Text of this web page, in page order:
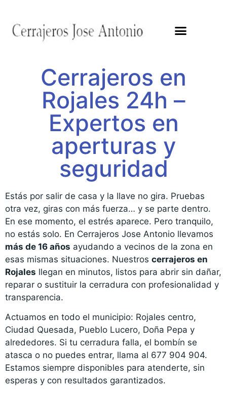
Cerrajeros en
Rojales 24h –
Expertos en
aperturas y
seguridad
Estás por salir de casa y la llave no gira. Pruebas
otra vez, giras con más fuerza… y se parte dentro.
En ese momento, el estrés aparece. Pero tranquilo,
no estás solo. En Cerrajeros Jose Antonio llevamos
más de 16 años ayudando a vecinos de la zona en
esas mismas situaciones. Nuestros cerrajeros en
Rojales llegan en minutos, listos para abrir sin dañar,
reparar o sustituir la cerradura con profesionalidad y
transparencia.
Actuamos en todo el municipio: Rojales centro,
Ciudad Quesada, Pueblo Lucero, Doña Pepa y
alrededores. Si tu cerradura falla, el bombín se
atasca o no puedes entrar, llama al 677 904 904.
Estamos siempre disponibles para atenderte, sin
esperas y con resultados garantizados.